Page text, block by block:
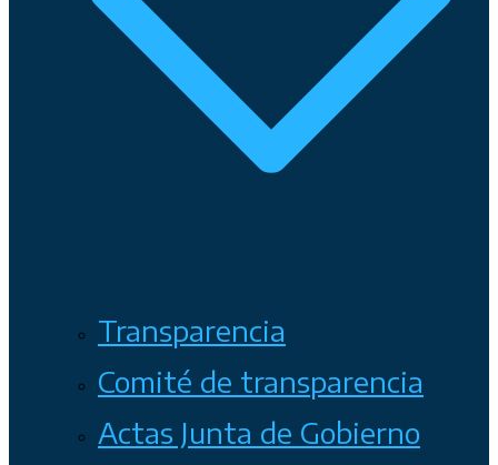
Transparencia
Comité de transparencia
Actas Junta de Gobierno